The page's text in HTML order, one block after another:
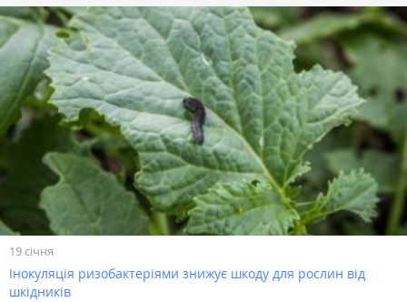
19 січня
Інокуляція ризобактеріями знижує шкоду для рослин від
шкідників